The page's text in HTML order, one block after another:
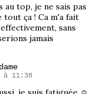
au top, je ne sais pas
ça ! Ca m'a fait
sans
jamais
à 11:38